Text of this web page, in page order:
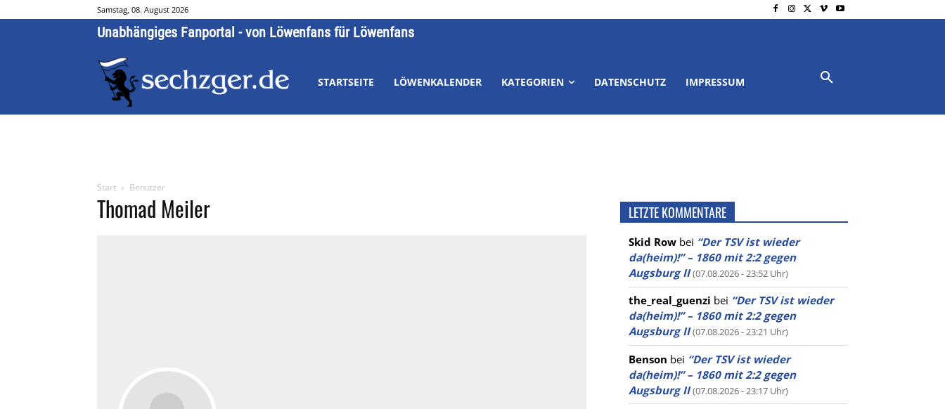
Samstag, 08. August 2026
Unabhängiges Fanportal - von Löwenfans für Löwenfans
STARTSEITE LÖWENKALENDER KATEGORIEN DATENSCHUTZ IMPRESSUM
Start Benutzer
Thomad Meiler LETZTE KOMMENTARE
Skid Row bei “Der TSV ist wieder
da(heim)!” – 1860 mit 2:2 gegen
Augsburg II (07.08.2026 - 23:52 Uhr)
the_real_guenzi bei “Der TSV ist wieder
da(heim)!” – 1860 mit 2:2 gegen
Augsburg II (07.08.2026 - 23:21 Uhr)
Benson bei “Der TSV ist wieder
da(heim)!” – 1860 mit 2:2 gegen
Augsburg II (07.08.2026 - 23:17 Uhr)